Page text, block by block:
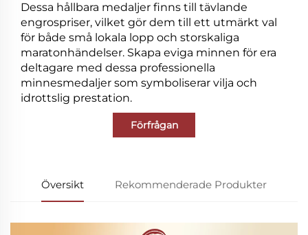
Dessa hållbara medaljer finns till tävlande
engrospriser, vilket gör dem till ett utmärkt val
för både små lokala lopp och storskaliga
maratonhändelser. Skapa eviga minnen för era
deltagare med dessa professionella
minnesmedaljer som symboliserar vilja och
idrottslig prestation.
Förfrågan
Översikt Rekommenderade Produkter